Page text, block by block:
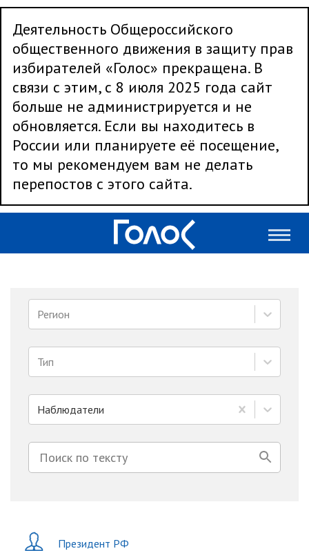
Деятельность Общероссийского
общественного движения в защиту прав
избирателей «Голос» прекращена. В
связи с этим, с 8 июля 2025 года сайт
больше не администрируется и не
обновляется. Если вы находитесь в
России или планируете её посещение,
то мы рекомендуем вам не делать
перепостов с этого сайта.
Регион
Тип
Наблюдатели
Президент РФ